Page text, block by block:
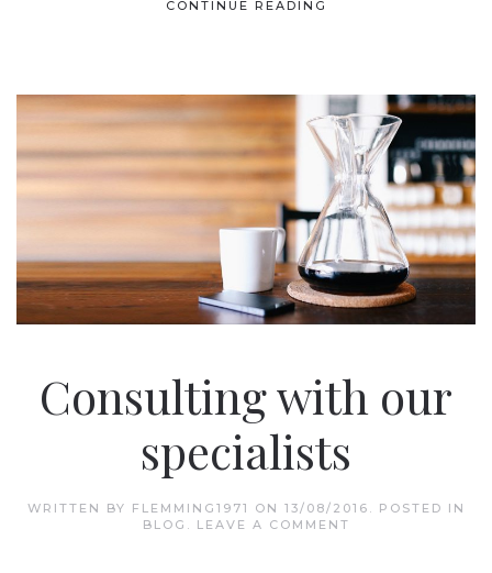
CONTINUE READING
Consulting with our
specialists
WRITTEN BY FLEMMING1971 ON 13/08/2016 . POSTED IN
BLOG . LEAVE A COMMENT